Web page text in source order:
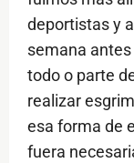
deportistas y
semana
todo o parte
realizar
esa forma de
fuera